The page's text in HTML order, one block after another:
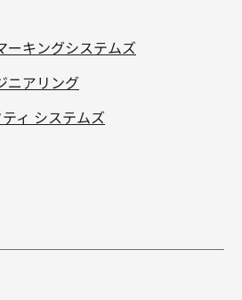
ーキングシステムズ
ニアリング
ィ システムズ